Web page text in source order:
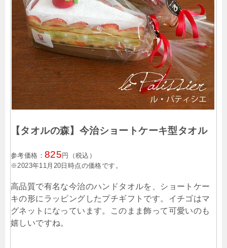
【タオルの森】今治ショートケーキ型タオル
参考価格： 825 円（税込）
※2023年11月20日時点の価格です。
高品質で有名な今治のハンドタオルを、ショートケー
キの形にラッピングしたプチギフトです。イチゴはマ
グネットになっています。このまま飾って可愛いのも
嬉しいですね。